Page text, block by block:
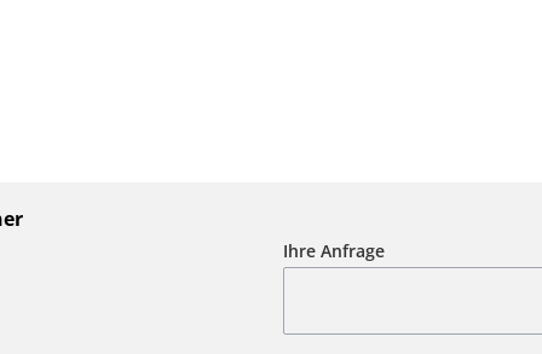
Ihre Anfrage